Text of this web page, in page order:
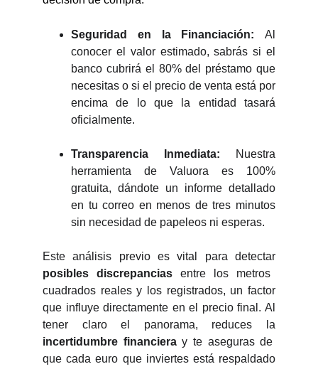
Seguridad en la Financiación: Al
conocer el valor estimado, sabrás si el
banco cubrirá el 80% del préstamo que
necesitas o si el precio de venta está por
encima de lo que la entidad tasará
oficialmente.
Transparencia Inmediata: Nuestra
herramienta de Valuora es 100%
gratuita, dándote un informe detallado
en tu correo en menos de tres minutos
sin necesidad de papeleos ni esperas.
Este análisis previo es vital para detectar
posibles discrepancias entre los metros
cuadrados reales y los registrados, un factor
que influye directamente en el precio final. Al
tener claro el panorama, reduces la
incertidumbre financieray te aseguras de
que cada euro que inviertes está respaldado